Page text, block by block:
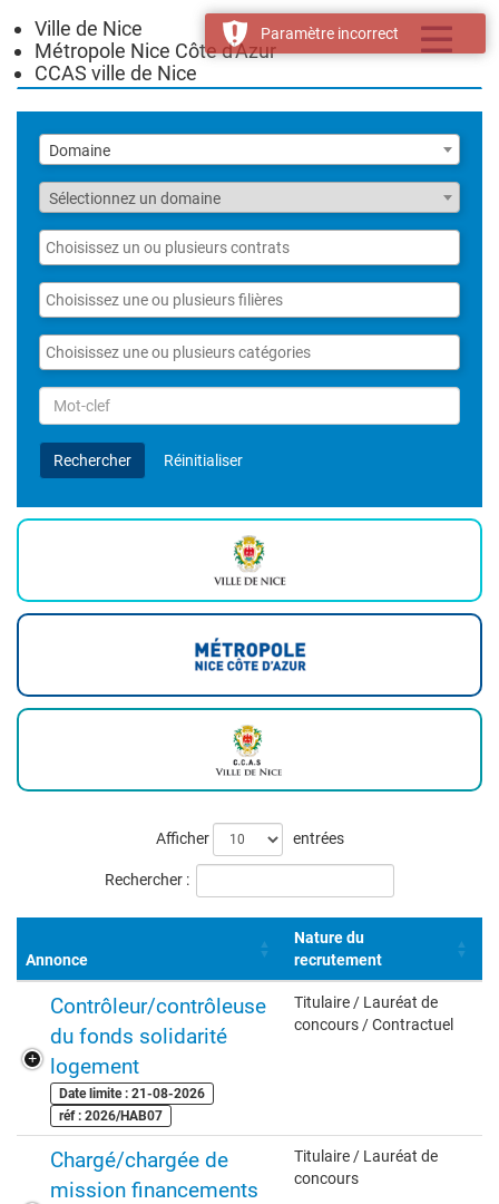
Toggle
Ville de Nice
Métropole Nice Côte d'Azur
CCAS ville de Nice
Liste
des
domaines
Domaine
Fonction
Sélectionnez un domaine
Liste
des
contrats
Liste
des
filières
Liste
des
catégories
Rechercher
par
Mot-
clefRechercher Réinitialiser
offres
Afficher entrées
Rechercher :
Annonce
Nature du
recrutement
Contrôleur/contrôleuse
du fonds solidarité
logement
Date limite : 21-08-2026
réf : 2026/HAB07
Titulaire / Lauréat de
concours / Contractuel
Chargé/chargée de
mission financements
Titulaire / Lauréat de
concours
Paramètre incorrect